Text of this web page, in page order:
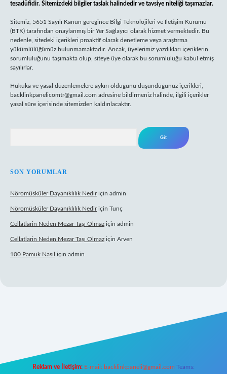
tesadüfidir. Sitemizdeki bilgiler taslak halindedir ve tavsiye niteliği taşımazlar.
Sitemiz, 5651 Sayılı Kanun gereğince Bilgi Teknolojileri ve İletişim Kurumu
(BTK) tarafından onaylanmış bir Yer Sağlayıcı olarak hizmet vermektedir. Bu
nedenle, sitedeki içerikleri proaktif olarak denetleme veya araştırma
yükümlülüğümüz bulunmamaktadır. Ancak, üyelerimiz yazdıkları içeriklerin
sorumluluğunu taşımakta olup, siteye üye olarak bu sorumluluğu kabul etmiş
sayılırlar.
Hukuka ve yasal düzenlemelere aykırı olduğunu düşündüğünüz içerikleri,
backlinkpanelicomtr@gmail.com adresine bildirmeniz halinde, ilgili içerikler
yasal süre içerisinde sitemizden kaldırılacaktır.
SON YORUMLAR
Nöromüsküler Dayanıklılık Nediriçin admin
Nöromüsküler Dayanıklılık Nediriçin Tunç
Cellatlarin Neden Mezar Taşı Olmaz için admin
Cellatlarin Neden Mezar Taşı Olmaz için Arven
100 Pamuk Nasıl için admin
Reklam ve İletişim: E-mail: backlinkpaneli@gmail.com Teams: